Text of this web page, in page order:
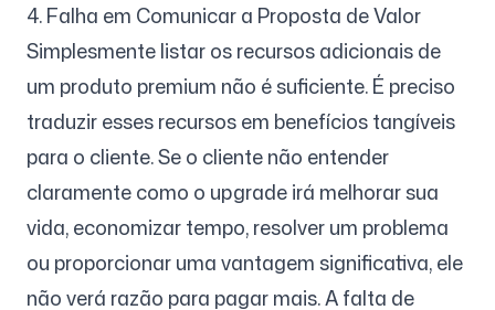
4. Falha em Comunicar a Proposta de Valor
Simplesmente listar os recursos adicionais de
um produto premium não é suficiente. É preciso
traduzir esses recursos em benefícios tangíveis
para o cliente. Se o cliente não entender
claramente como o upgrade irá melhorar sua
vida, economizar tempo, resolver um problema
ou proporcionar uma vantagem significativa, ele
não verá razão para pagar mais. A falta de